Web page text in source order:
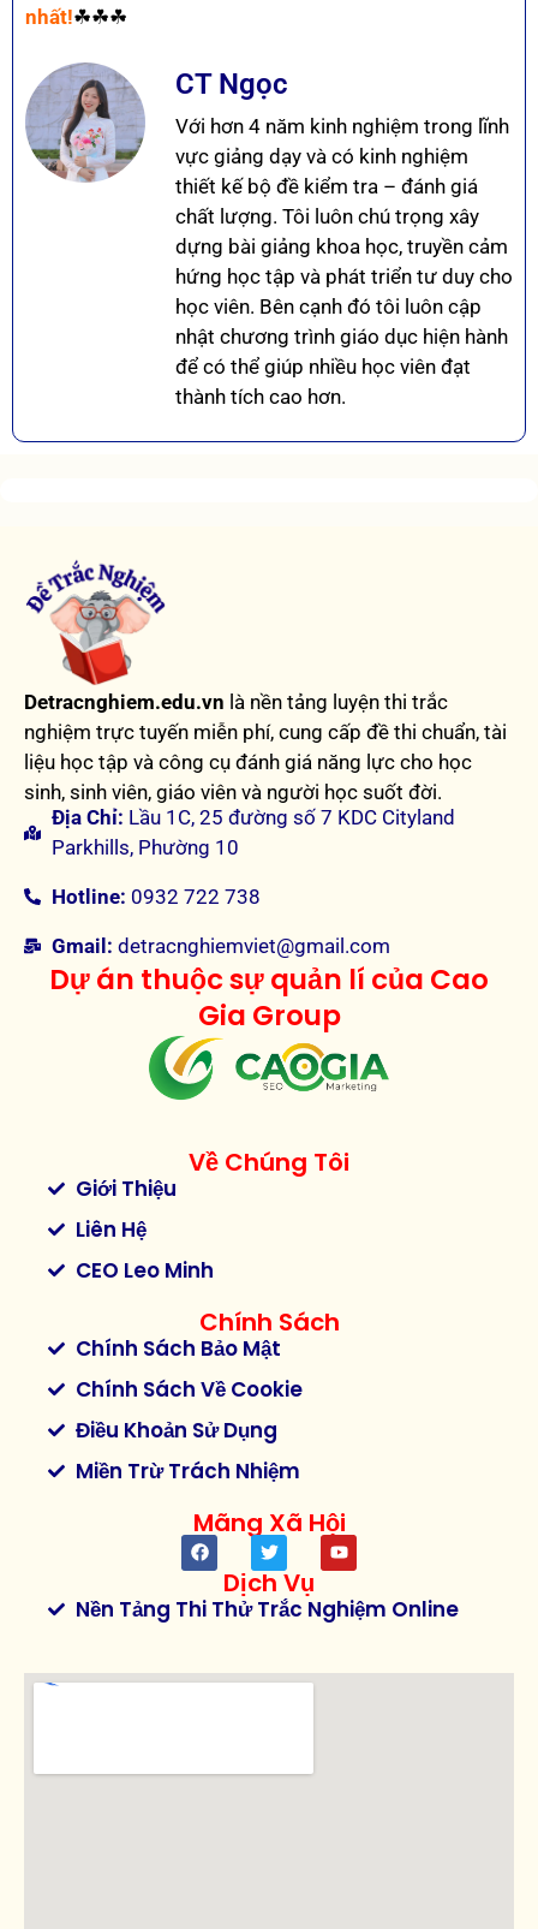
nhất!☘☘☘
CT Ngọc
Với hơn 4 năm kinh nghiệm trong lĩnh
vực giảng dạy và có kinh nghiệm
thiết kế bộ đề kiểm tra – đánh giá
chất lượng. Tôi luôn chú trọng xây
dựng bài giảng khoa học, truyền cảm
hứng học tập và phát triển tư duy cho
học viên. Bên cạnh đó tôi luôn cập
nhật chương trình giáo dục hiện hành
để có thể giúp nhiều học viên đạt
thành tích cao hơn.
Detracnghiem.edu.vn là nền tảng luyện thi trắc
nghiệm trực tuyến miễn phí, cung cấp đề thi chuẩn, tài
liệu học tập và công cụ đánh giá năng lực cho học
sinh, sinh viên, giáo viên và người học suốt đời.
Địa Chỉ: Lầu 1C, 25 đường số 7 KDC Cityland
Parkhills, Phường 10
Hotline: 0932 722 738
Gmail: detracnghiemviet@gmail.com
Dự án thuộc sự quản lí của Cao
Gia Group
Về Chúng Tôi
Giới Thiệu
Liên Hệ
CEO Leo Minh
Chính Sách
Chính Sách Bảo Mật
Chính Sách Về Cookie
Điều Khoản Sử Dụng
Miền Trừ Trách Nhiệm
Mãng Xã Hội
Dịch Vụ
Nền Tảng Thi Thử Trắc Nghiệm Online